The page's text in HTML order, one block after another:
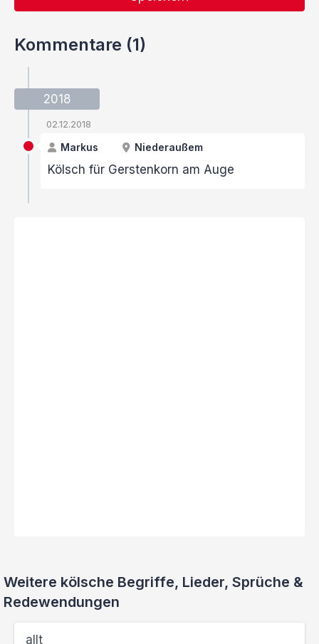
Kommentare (1)
2018
02.12.2018
Markus Niederaußem
Kölsch für Gerstenkorn am Auge
Weitere kölsche Begriffe, Lieder, Sprüche &
Redewendungen
allt